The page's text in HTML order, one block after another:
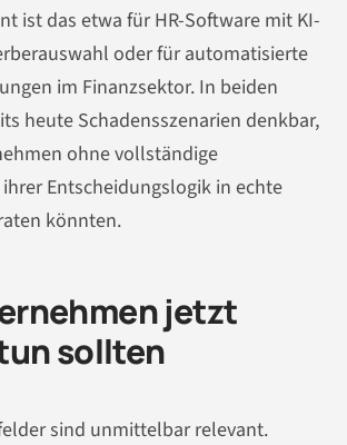
ist das etwa für HR-Software mit KI-
oder für automatisierte
im Finanzsektor. In beiden
heute Schadensszenarien denkbar,
ohne vollständige
Entscheidungslogik in echte
könnten.
jetzt
sollten
sind unmittelbar relevant.